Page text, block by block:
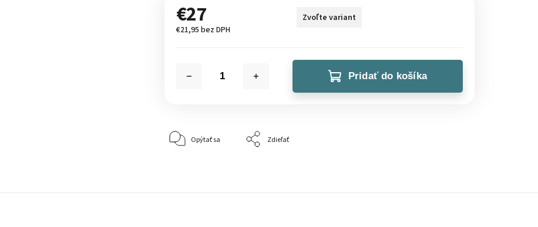
€27
€21,95 bez DPH
Zvoľte variant
Pridať do košíka
Opýtať sa Zdieľať